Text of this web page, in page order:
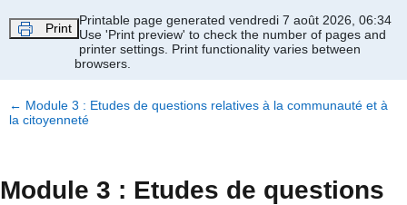
Print
Printable page generated vendredi 7 août 2026, 06:34
Use 'Print preview' to check the number of pages and
printer settings. Print functionality varies between
browsers.
← Module 3 : Etudes de questions relatives à la communauté et à
la citoyenneté
Module 3 : Etudes de questions